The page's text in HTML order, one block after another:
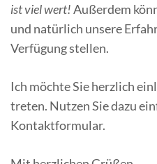
ist viel wert!Außerdem
und natürlich unsere
Verfügung stellen.
Ich möchte Sie herzlich
treten. Nutzen Sie dazu
Kontaktformular.